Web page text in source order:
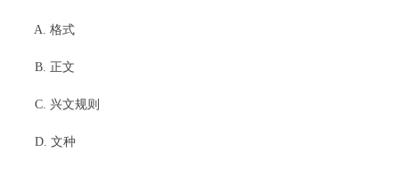
A. 格式
B. 正文
C. 兴文规则
D. 文种